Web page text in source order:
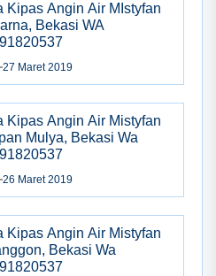
Kipas Angin Air MIstyfan
Bekasi WA
27 Maret 2019
Kipas Angin Air Mistyfan
Mulya, Bekasi Wa
26 Maret 2019
Kipas Angin Air Mistyfan
Bekasi Wa